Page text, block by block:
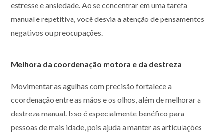
estresse e ansiedade. Ao se concentrar em uma tarefa
manual e repetitiva, você desvia a atenção de pensamentos
negativos ou preocupações.
Melhora da coordenação motora e da destreza
Movimentar as agulhas com precisão fortalece a
coordenação entre as mãos e os olhos, além de melhorar a
destreza manual. Isso é especialmente benéfico para
pessoas de mais idade, pois ajuda a manter as articulações